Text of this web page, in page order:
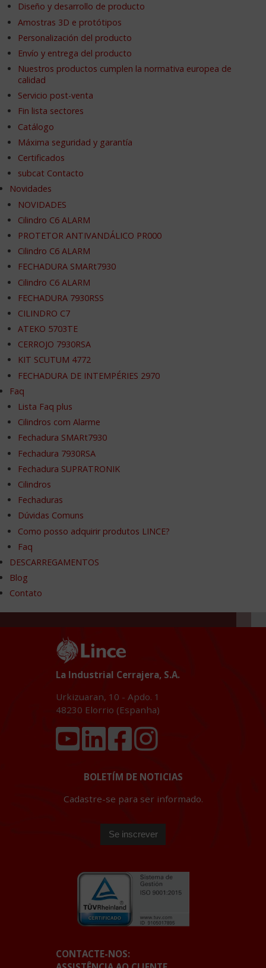
Diseño y desarrollo de producto
Amostras 3D e protótipos
Personalización del producto
Envío y entrega del producto
Nuestros productos cumplen la normativa europea de
calidad
Servicio post-venta
Fin lista sectores
Catálogo
Máxima seguridad y garantía
Certificados
subcat Contacto
Novidades
NOVIDADES
Cilindro C6 ALARM
PROTETOR ANTIVANDÁLICO PR000
Cilindro C6 ALARM
FECHADURA SMARt7930
Cilindro C6 ALARM
FECHADURA 7930RSS
CILINDRO C7
ATEKO 5703TE
CERROJO 7930RSA
KIT SCUTUM 4772
FECHADURA DE INTEMPÉRIES 2970
Faq
Lista Faq plus
Cilindros com Alarme
Fechadura SMARt7930
Fechadura 7930RSA
Fechadura SUPRATRONIK
Cilindros
Fechaduras
Dúvidas Comuns
Como posso adquirir produtos LINCE?
Faq
DESCARREGAMENTOS
Blog
Contato
La Industrial Cerrajera, S.A.
Urkizuaran, 10 - Apdo. 1
48230 Elorrio (Espanha)
BOLETÍM DE NOTICIAS
Cadastre-se para ser informado.
CONTACTE-NOS: